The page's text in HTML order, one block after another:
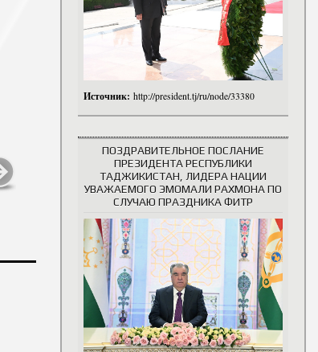
Источник: http://president.tj/ru/node/33380
ПОЗДРАВИТЕЛЬНОЕ ПОСЛАНИЕ
ПРЕЗИДЕНТА РЕСПУБЛИКИ
ТАДЖИКИСТАН, ЛИДЕРА НАЦИИ
УВАЖАЕМОГО ЭМОМАЛИ РАХМОНА ПО
СЛУЧАЮ ПРАЗДНИКА ФИТР